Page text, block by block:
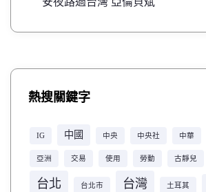
熱搜關鍵字
IG 中國 中央 中央社 中華
亞洲 交易 使用 勞動 古靜兒
台北 台北市 台灣 土耳其